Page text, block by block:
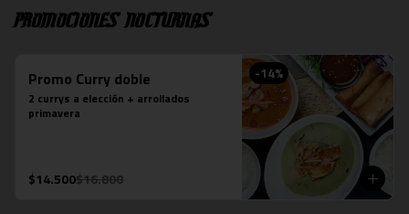
Promociones nocturnas
-14%
Promo Curry doble
2 currys a elección + arrollados
primavera
$14.500$16.800